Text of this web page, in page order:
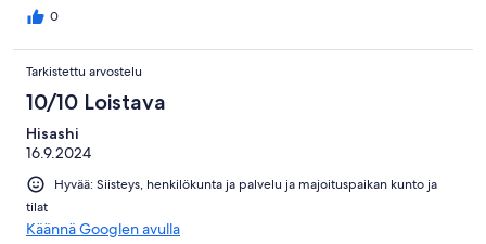
0
Tarkistettu arvostelu
10/10 Loistava
Hisashi
16.9.2024
Hyvää: Siisteys, henkilökunta ja palvelu ja majoituspaikan kunto ja
tilat
Käännä Googlen avulla